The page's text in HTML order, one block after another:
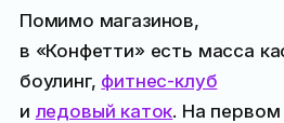
Помимо магазинов,
в «Конфетти» есть масса
боулинг, фитнес-клуб
и ледовый каток. На первом